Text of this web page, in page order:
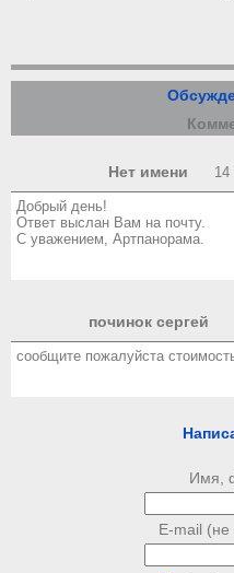
Нет имени 14
Добрый день!
Ответ выслан Вам на почту.
С уважением, Артпанорама.
починок сергей
cообщите пожалуйста
Имя,
E-mail (не